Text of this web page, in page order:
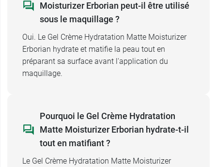
Résultats :100% des volontaires affirment ne
Composé à 92 % d'ingrédients d'origine
naturelle, ce soin Matte Moisturizer Erborian est
vegan et formulé sans silicones. Pour renforcer
Erborian. Sa texture légère permet également une
application avant le maquillage.
Conditionnement :Tube de 50 ml
Moisturizer Erborian peut-il être utilisé
sous le maquillage ?
Oui. Le Gel Crème Hydratation Matte Moisturizer
Erborian hydrate et matifie la peau tout en
préparant sa surface avant l'application du
maquillage.
Pourquoi le Gel Crème Hydratation
Matte Moisturizer Erborian hydrate-t-il
tout en matifiant ?
Le Gel Crème Hydratation Matte Moisturizer